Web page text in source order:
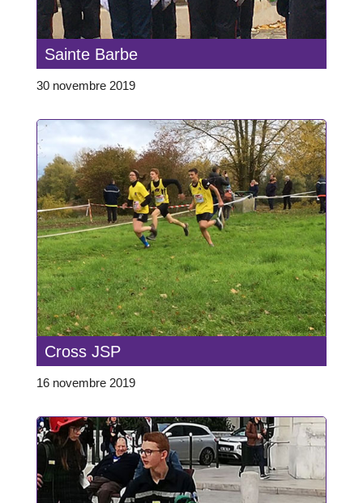
Sainte Barbe
30 novembre 2019
Cross JSP
16 novembre 2019